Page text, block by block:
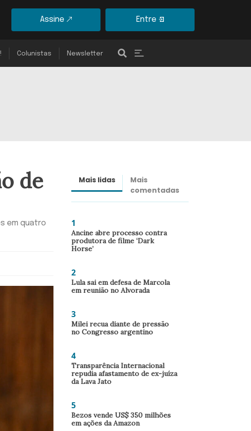
Assine Entre
Colunistas Newsletter
de
em quatro
Mais lidas
Mais
comentadas
1
Ancine abre processo contra
produtora de filme ‘Dark
Horse’
2
Lula sai em defesa de Marcola
em reunião no Alvorada
3
Milei recua diante de pressão
no Congresso argentino
4
Transparência Internacional
repudia afastamento de ex-juíza
da Lava Jato
5
Bezos vende US$ 350 milhões
em ações da Amazon